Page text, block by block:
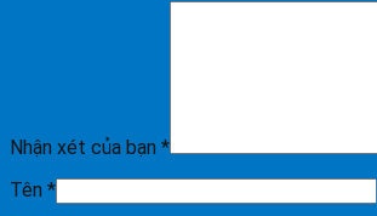
Nhận xét của bạn *
Tên *